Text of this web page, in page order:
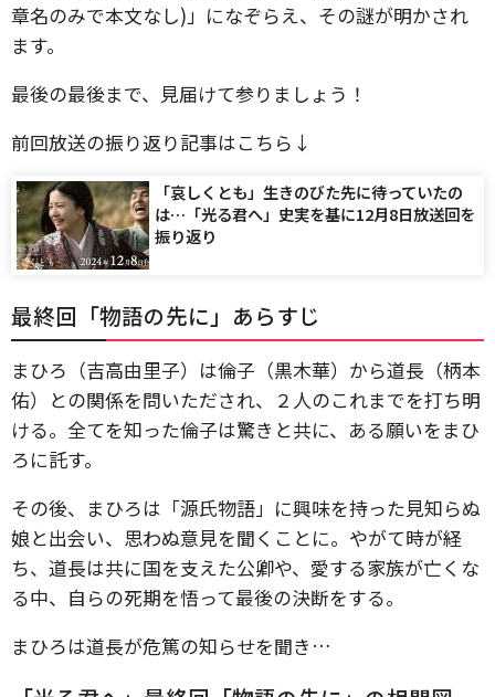
章名のみで本文なし)」になぞらえ、その謎が明かされ
ます。
最後の最後まで、見届けて参りましょう！
前回放送の振り返り記事はこちら↓
「哀しくとも」生きのびた先に待っていたの
は…「光る君へ」史実を基に12月8日放送回を
振り返り
最終回「物語の先に」あらすじ
まひろ（吉高由里子）は倫子（黒木華）から道長（柄本
佑）との関係を問いただされ、２人のこれまでを打ち明
ける。全てを知った倫子は驚きと共に、ある願いをまひ
ろに託す。
その後、まひろは「源氏物語」に興味を持った見知らぬ
娘と出会い、思わぬ意見を聞くことに。やがて時が経
ち、道長は共に国を支えた公卿や、愛する家族が亡くな
る中、自らの死期を悟って最後の決断をする。
まひろは道長が危篤の知らせを聞き…